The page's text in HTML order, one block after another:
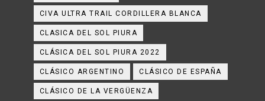
CIVA ULTRA TRAIL CORDILLERA BLANCA
CLASICA DEL SOL PIURA
CLÁSICA DEL SOL PIURA 2022
CLÁSICO ARGENTINO CLÁSICO DE ESPAÑA
CLÁSICO DE LA VERGÜENZA